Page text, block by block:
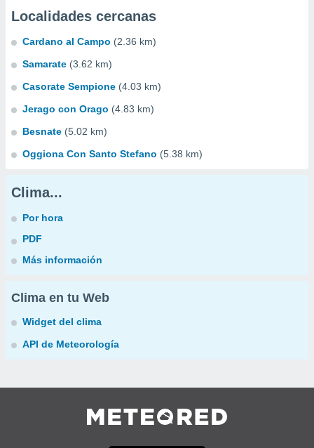
Localidades cercanas
Cardano al Campo (2.36 km)
Samarate (3.62 km)
Casorate Sempione (4.03 km)
Jerago con Orago (4.83 km)
Besnate (5.02 km)
Oggiona Con Santo Stefano (5.38 km)
Clima...
Por hora
PDF
Más información
Clima en tu Web
Widget del clima
API de Meteorología